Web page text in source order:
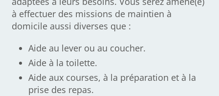
à effectuer des missions de maintien à
domicile aussi diverses que :
Aide au lever ou au coucher.
Aide à la toilette.
Aide aux courses, à la préparation et à la
prise des repas.